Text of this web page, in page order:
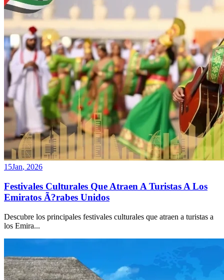
15Jan, 2026
Festivales Culturales Que Atraen A Turistas A Los
Emiratos Ã?rabes Unidos
Descubre los principales festivales culturales que atraen a turistas a
los Emira...